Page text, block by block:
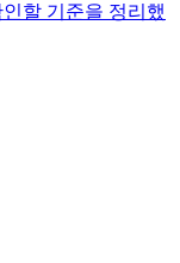
할 기준을 정리했